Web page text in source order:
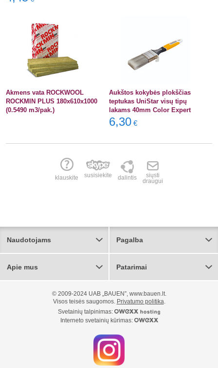
Akmens vata ROCKWOOL
ROCKMIN PLUS 180x610x1000
(0.5490 m3/pak.)
Aukštos kokybės plokščias
teptukas UniStar visų tipų
lakams 40mm Color Expert
6,30 €
klauskite susisiekite dalintis
siųsti
draugui
Naudotojams Pagalba
Apie mus Patarimai
© 2009-2024 UAB „BAUEN”, www.bauen.lt.
Visos teisės saugomos. Privatumo politika.
Svetainių talpinimas:
Interneto svetainių kūrimas: